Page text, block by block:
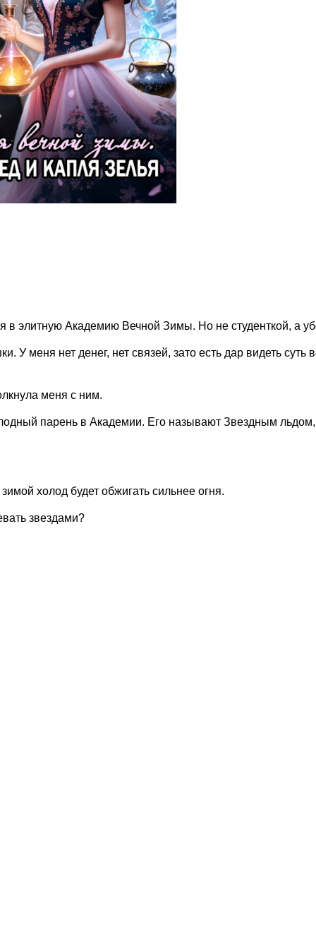
в элитную Академию Вечной Зимы. Но не студенткой, а
меня нет денег, нет связей, зато есть дар видеть суть
меня с ним.
парень в Академии. Его называют Звездным
холод будет обжигать сильнее огня.
звездами?